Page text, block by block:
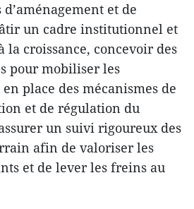
et de
un cadre institutionnel et
croissance, concevoir des
pour mobiliser les
place des mécanismes de
et de régulation du
un suivi rigoureux des
afin de valoriser les
et de lever les freins au